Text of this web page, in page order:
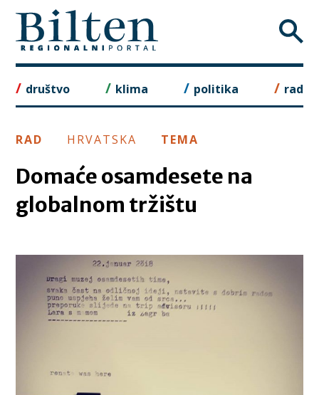
to
content
društvo klima politika rad
RAD HRVATSKA TEMA
Domaće osamdesete na
globalnom tržištu